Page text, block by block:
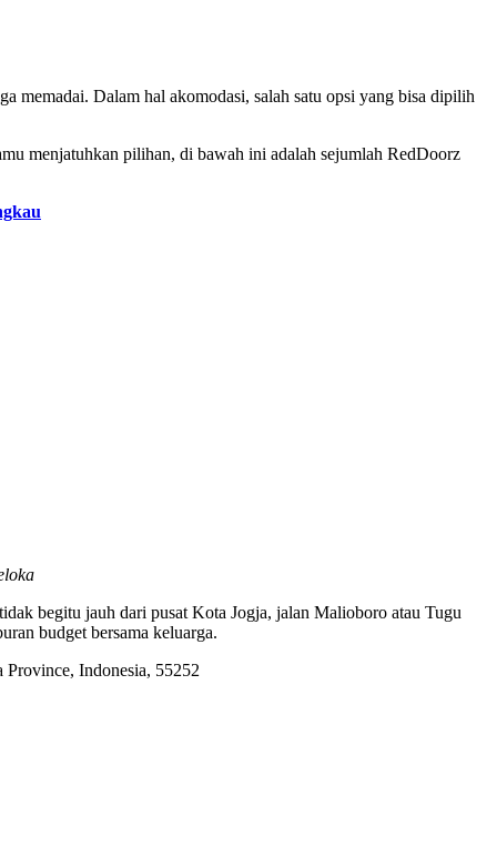
memadai. Dalam hal akomodasi, salah satu opsi yang bisa dipilih
menjatuhkan pilihan, di bawah ini adalah sejumlah RedDoorz
begitu jauh dari pusat Kota Jogja, jalan Malioboro atau Tugu
budget bersama keluarga.
Indonesia, 55252